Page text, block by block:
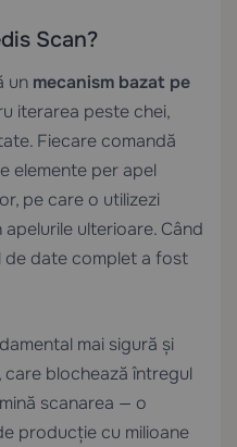
Scan?
un mecanism bazat pe
iterarea peste chei,
Fiecare comandă
elemente per apel
pe care o utilizezi
ulterioare. Când
de date complet a fost
mai sigură și
, care blochează întregul
scanarea — o
producție cu milioane